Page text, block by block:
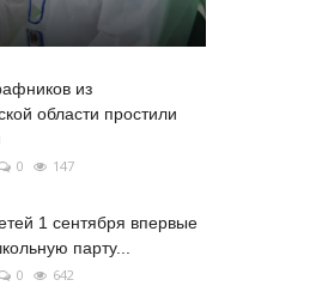
из
области простили
0 147
1 сентября впервые
парту...
0 642